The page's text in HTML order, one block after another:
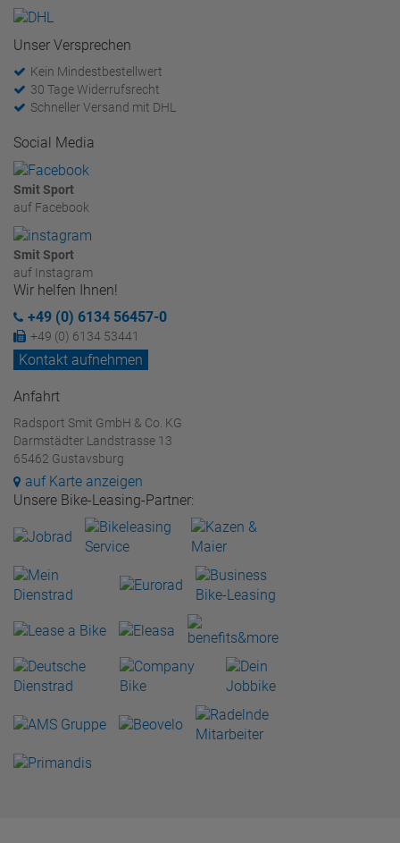
Unser Versprechen
Kein Mindestbestellwert
30 Tage Widerrufsrecht
Schneller Versand mit DHL
Social Media
Smit Sport
auf Facebook
Smit Sport
auf Instagram
Wir helfen Ihnen!
+49 (0) 6134 56457-0
+49 (0) 6134 53441
Kontakt aufnehmen
Anfahrt
Radsport Smit GmbH & Co. KG
Darmstädter Landstrasse 13
65462 Gustavsburg
auf Karte anzeigen
Unsere Bike-Leasing-Partner: